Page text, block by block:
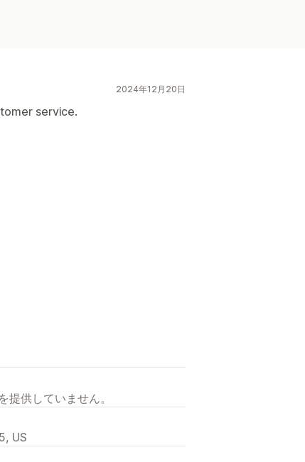
2024年12月20日
service.
提供していません。
US